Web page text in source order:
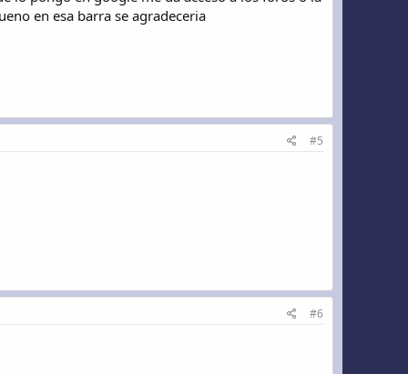
en esa barra se agradeceria
#5
#6